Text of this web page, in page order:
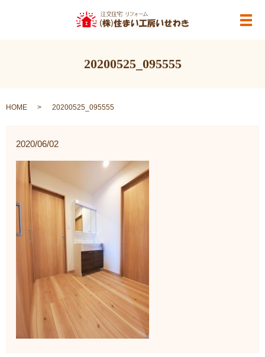
メ
20200525_095555
HOME 20200525_095555
2020/06/02